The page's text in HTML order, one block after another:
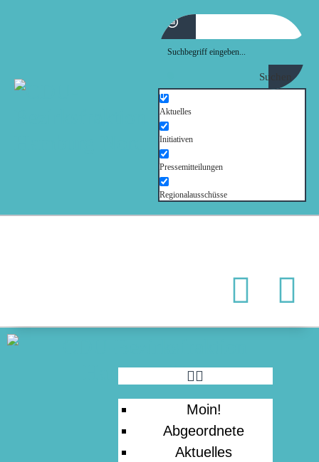
Suchen
Aktuelles
Initiativen
Pressemitteilungen
Regionalausschüsse
Moin!
Abgeordnete
Aktuelles
ABGEORDNETE
AKTUELLES
NORDAKTUELL
PRESSE